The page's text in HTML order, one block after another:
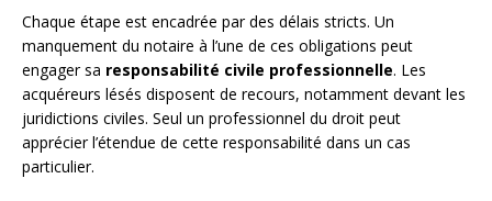
Chaque étape est encadrée par des délais stricts. Un
manquement du notaire à l’une de ces obligations peut
engager sa responsabilité civile professionnelle. Les
acquéreurs lésés disposent de recours, notamment devant les
juridictions civiles. Seul un professionnel du droit peut
apprécier l’étendue de cette responsabilité dans un cas
particulier.